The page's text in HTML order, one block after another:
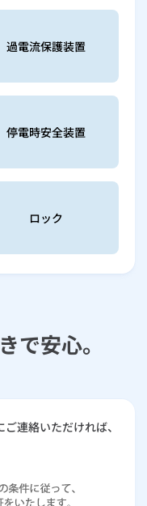
過電流保護装置
停電時安全装置
ロック
で安心。
連絡いただければ、